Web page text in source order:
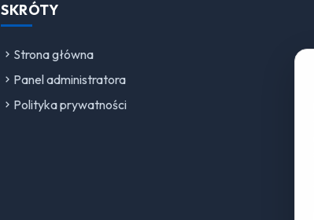
SKRÓTY
Strona główna
Panel administratora
Polityka prywatności